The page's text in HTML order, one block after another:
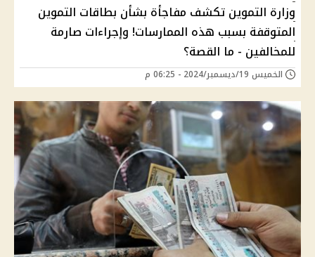
وزارة التموين تكشف مفاجأة بشأن بطاقات التموين
المتوقفة بسبب هذه الممارسات! وإجراءات صارمة
للمخالفين - ما القصة؟
الخميس 19/ديسمبر/2024 - 06:25 م